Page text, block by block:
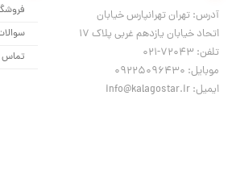
تماس
آدرس: تهران تهرانپارس خیابان
اتحاد خیابان یازدهم غربی پلاک ۱۷
تلفن: 72043-021
موبایل: 09225096430
ایمیل: info@kalagostar.ir